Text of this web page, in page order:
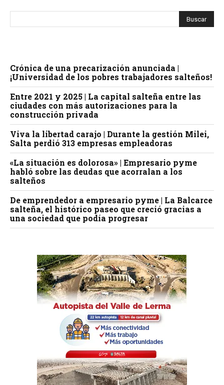
Crónica de una precarización anunciada |
¡Universidad de los pobres trabajadores salteños!
Entre 2021 y 2025 | La capital salteña entre las
ciudades con más autorizaciones para la
construcción privada
Viva la libertad carajo | Durante la gestión Milei,
Salta perdió 313 empresas empleadoras
«La situación es dolorosa» | Empresario pyme
habló sobre las deudas que acorralan a los
salteños
De emprendedor a empresario pyme | La Balcarce
salteña, el histórico paseo que creció gracias a
una sociedad que podía progresar